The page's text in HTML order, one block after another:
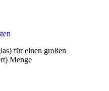
für einen großen
Menge